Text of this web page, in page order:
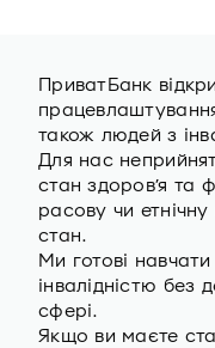
ПриватБанк
також людей з
Для нас
стан здоров’я та
расову чи
стан.
Ми готові навчати
інвалідністю без
сфері.
Якщо ви маєте